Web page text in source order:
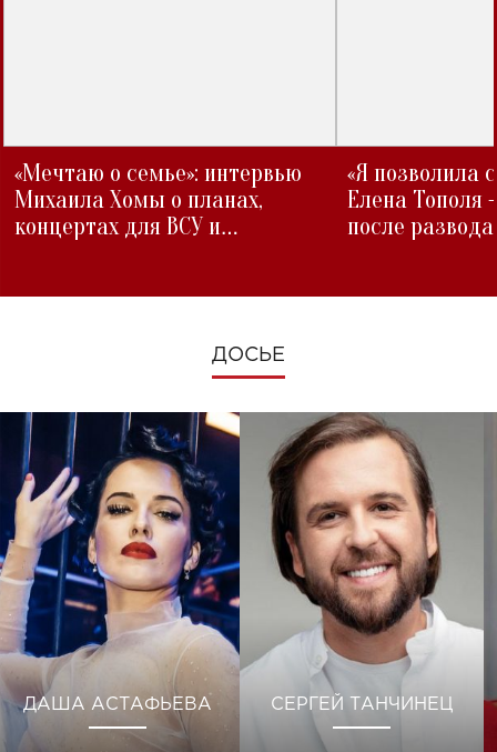
«Мечтаю о семье»: интервью
Михаила Хомы о планах,
концертах для ВСУ и
«Я позволила
Елена Тополя
после развода
ДОСЬЕ
ДАША АСТАФЬЕВА СЕРГЕЙ ТАНЧИНЕЦ